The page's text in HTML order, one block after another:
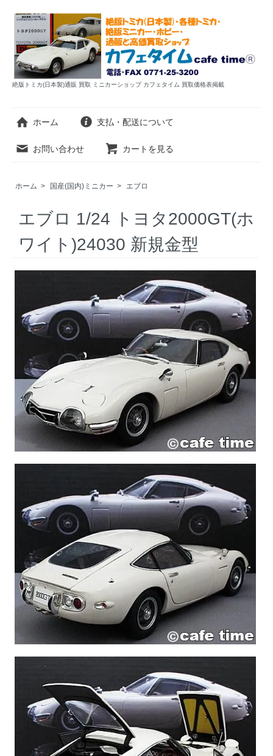
絶版トミカ(日本製)通販 買取 ミニカーショップ カフェタイム 買取価格表掲載
ホーム 支払・配送について
お問い合わせ カートを見る
ホーム > 国産(国内)ミニカー > エブロ
エブロ 1/24 トヨタ2000GT(ホ
ワイト)24030 新規金型